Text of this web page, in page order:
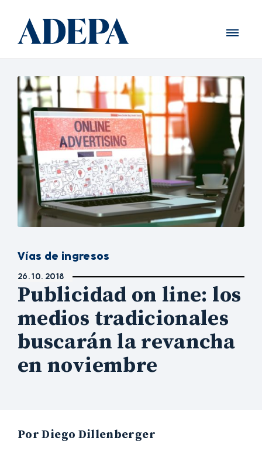
Vías de ingresos
26. 10. 2018
Publicidad on line: los
medios tradicionales
buscarán la revancha
en noviembre
Por Diego Dillenberger